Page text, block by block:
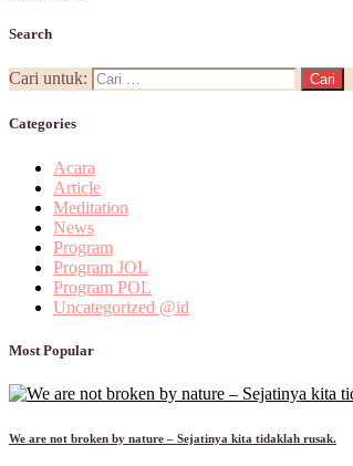
Search
Cari untuk:
Categories
Acara
Article
Meditation
News
Program
Program JOL
Program POL
Uncategorized @id
Most Popular
We are not broken by nature – Sejatinya kita tidaklah rusak.